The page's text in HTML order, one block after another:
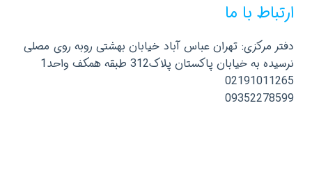
ارتباط با ما
دفتر مرکزی: تهران عباس آباد خیابان بهشتی روبه روی مصلی
نرسیده به خیابان پاکستان پلاک312 طبقه همکف واحد1
02191011265
09352278599